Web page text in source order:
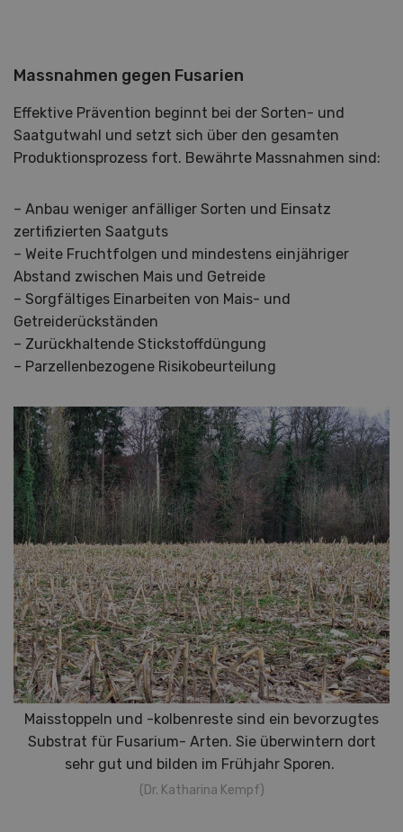
Massnahmen gegen Fusarien
Effektive Prävention beginnt bei der Sorten- und
Saatgutwahl und setzt sich über den gesamten
Produktionsprozess fort. Bewährte Massnahmen sind:
– Anbau weniger anfälliger Sorten und Einsatz
zertifizierten Saatguts
– Weite Fruchtfolgen und mindestens einjähriger
Abstand zwischen Mais und Getreide
– Sorgfältiges Einarbeiten von Mais- und
Getreiderückständen
– Zurückhaltende Stickstoffdüngung
– Parzellenbezogene Risikobeurteilung
Maisstoppeln und -kolbenreste sind ein bevorzugtes
Substrat für Fusarium- Arten. Sie überwintern dort
sehr gut und bilden im Frühjahr Sporen.
(Dr. Katharina Kempf)